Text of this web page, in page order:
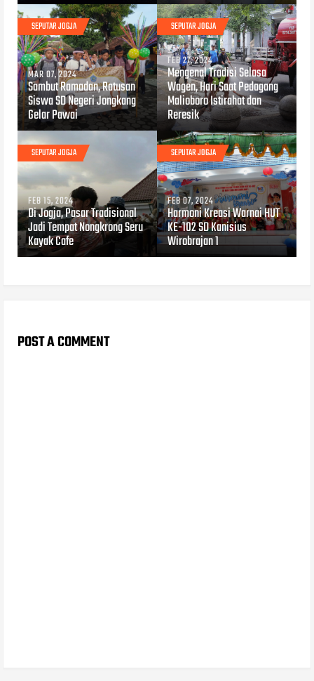
SEPUTAR JOGJA
MAR 07, 2024
Sambut Ramadan, Ratusan
Siswa SD Negeri Jongkang
Gelar Pawai
SEPUTAR JOGJA
FEB 27, 2024
Mengenal Tradisi Selasa
Wagen, Hari Saat Pedagang
Malioboro Istirahat dan
Reresik
SEPUTAR JOGJA
FEB 15, 2024
Di Jogja, Pasar Tradisional
Jadi Tempat Nongkrong Seru
Kayak Cafe
SEPUTAR JOGJA
FEB 07, 2024
Harmoni Kreasi Warnai HUT
KE-102 SD Kanisius
Wirobrajan 1
POST A COMMENT